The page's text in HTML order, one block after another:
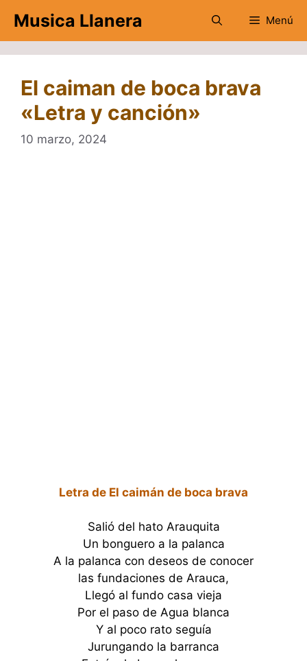
contenido
Musica Llanera Menú
El caiman de boca brava
«Letra y canción»
10 marzo, 2024
Letra de El caimán de boca brava
Salió del hato Arauquita
Un bonguero a la palanca
A la palanca con deseos de conocer
las fundaciones de Arauca,
Llegó al fundo casa vieja
Por el paso de Agua blanca
Y al poco rato seguía
Jurungando la barranca